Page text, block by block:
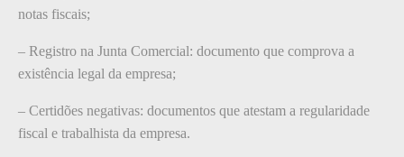
notas fiscais;
– Registro na Junta Comercial: documento que comprova a
existência legal da empresa;
– Certidões negativas: documentos que atestam a regularidade
fiscal e trabalhista da empresa.